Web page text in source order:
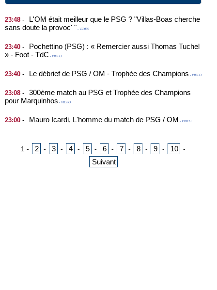
23:48 -
L'OM était meilleur que le PSG ? "Villas-Boas cherche
sans doute la provoc' " - VIDEO
23:40 -
Pochettino (PSG) : « Remercier aussi Thomas Tuchel
» - Foot - TdC - VIDEO
23:40 - Le débrief de PSG / OM - Trophée des Champions - VIDEO
23:08 -
300ème match au PSG et Trophée des Champions
pour Marquinhos - VIDEO
23:00 - Mauro Icardi, L'homme du match de PSG / OM - VIDEO
1 - 2 - 3 - 4 - 5 - 6 - 7 - 8 - 9 - 10 -
Suivant